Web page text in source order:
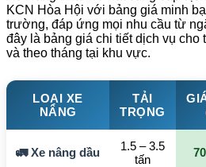
KCN Hòa Hội với bảng giá minh
trường, đáp ứng mọi nhu cầu từ
đây là bảng giá chi tiết dịch vụ cho
và theo tháng tại khu vực.
LOẠI XE
NÂNG
TẢI
TRỌNG
🚛 Xe nâng dầu
1.5 – 3.5
tấn